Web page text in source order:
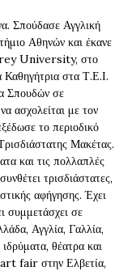
Σπούδασε Αγγλική
Αθηνών και έκανε
University, στο
Καθηγήτρια στα Τ.Ε.Ι.
Σπουδών σε
ασχολείται με τον
το περιοδικό
Μακέτας.
και τις πολλαπλές
τρισδιάστατες,
αφήγησης. Έχει
συμμετάσχει σε
Αγγλία, Γαλλία,
θέατρα και
art fair στην Ελβετία,